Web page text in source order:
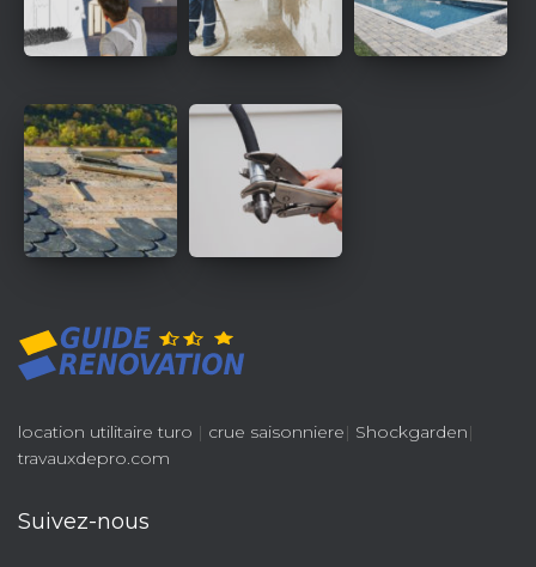
location utilitaire turo | crue saisonniere| Shockgarden|
travauxdepro.com
Suivez-nous